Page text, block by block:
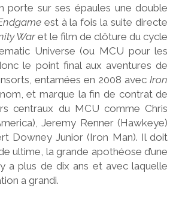
porte sur ses épaules une double
est à la fois la suite directe
Waret le film de clôture du cycle
Universe (ou MCU pour les
le point final aux aventures de
entamées en 2008 avecIron
et marque la fin de contrat de
centraux du MCU comme Chris
Jeremy Renner (Hawkeye)
Downey Junior (Iron Man). Il doit
ultime, la grande apothéose d’une
a plus de dix ans et avec laquelle
a grandi.